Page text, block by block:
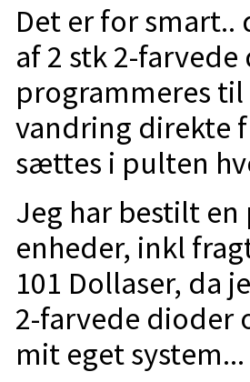
Det er for
af 2 stk 2-
programmeres
vandring direkte
sættes i pulten
Jeg har bestilt
enheder, inkl
101 Dollaser, da
2-farvede dioder
mit eget system...